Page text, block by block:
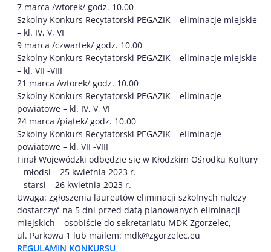
7 marca /wtorek/ godz. 10.00
Szkolny Konkurs Recytatorski PEGAZIK – eliminacje miejskie
– kl. IV, V, VI
9 marca /czwartek/ godz. 10.00
Szkolny Konkurs Recytatorski PEGAZIK – eliminacje miejskie
– kl. VII -VIII
21 marca /wtorek/ godz. 10.00
Szkolny Konkurs Recytatorski PEGAZIK – eliminacje
powiatowe – kl. IV, V, VI
24 marca /piątek/ godz. 10.00
Szkolny Konkurs Recytatorski PEGAZIK – eliminacje
powiatowe – kl. VII -VIII
Finał Wojewódzki odbędzie się w Kłodzkim Ośrodku Kultury
– młodsi – 25 kwietnia 2023 r.
– starsi – 26 kwietnia 2023 r.
Uwaga: zgłoszenia laureatów eliminacji szkolnych należy
dostarczyć na 5 dni przed datą planowanych eliminacji
miejskich – osobiście do sekretariatu MDK Zgorzelec,
ul. Parkowa 1 lub mailem: mdk@zgorzelec.eu
REGULAMIN KONKURSU